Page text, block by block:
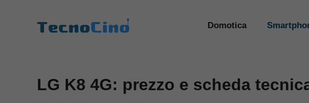
Domotica
LG K8 4G: prezzo e scheda